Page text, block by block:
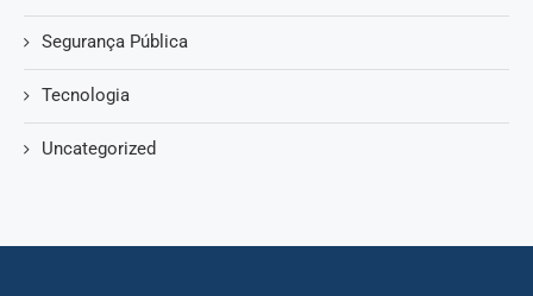
Segurança Pública
Tecnologia
Uncategorized